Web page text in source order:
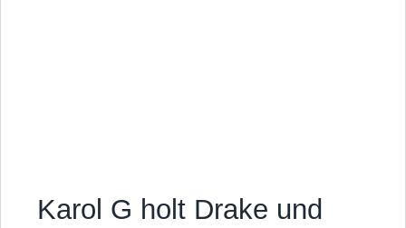
Karol G holt Drake und